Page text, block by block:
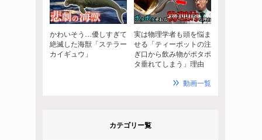
かわいそう…優しすぎて
絶滅した海獣「ステラー
カイギュウ」
実は物理学者も頭を悩ま
せる「ティーポットの注
ぎ口から飲み物がポタポ
タ垂れてしまう」理由
動画一覧
カテゴリー覧